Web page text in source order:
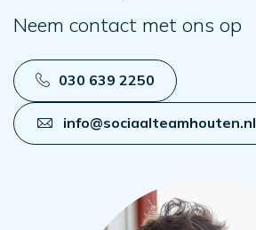
Neem contact met ons op
030 639 2250
info@sociaalteamhouten.nl